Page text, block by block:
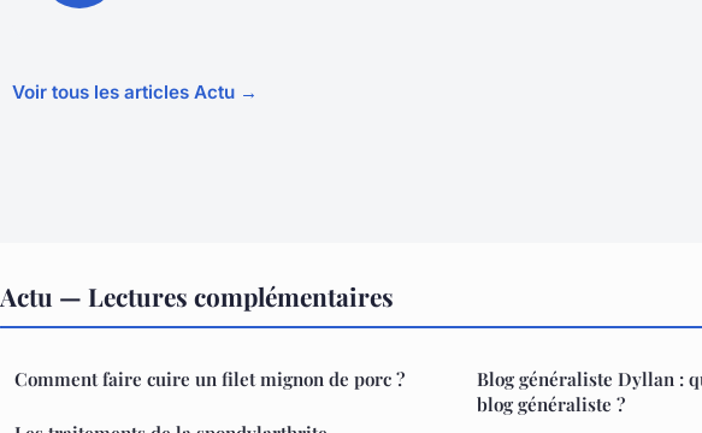
Voir tous les articles Actu →
Actu — Lectures complémentaires
Comment faire cuire un filet mignon de porc ?
Blog généraliste Dyllan :
blog généraliste ?